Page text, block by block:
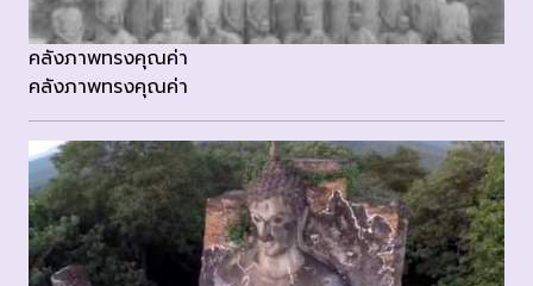
คลังภาพทรงคุณค่า
คลังภาพทรงคุณค่า